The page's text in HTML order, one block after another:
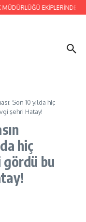
EKİPLERİNDEN
Son 10 yılda hiç
şehri Hatay!
hiç
bu